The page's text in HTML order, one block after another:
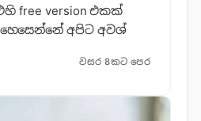
free version එකක්
අපිට අවශ්
වසර 8කට පෙර